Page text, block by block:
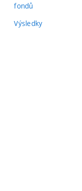
fondů
Výsledky